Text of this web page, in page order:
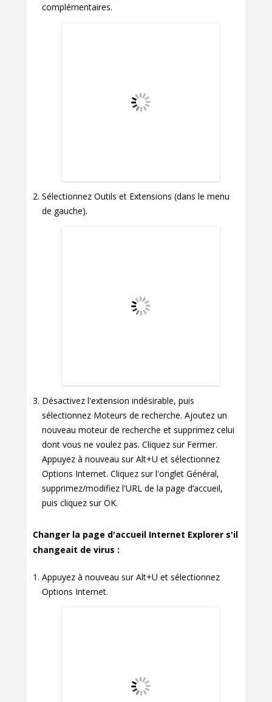
complémentaires.
Sélectionnez Outils et Extensions (dans le menu
de gauche).
Désactivez l'extension indésirable, puis
sélectionnez Moteurs de recherche. Ajoutez un
nouveau moteur de recherche et supprimez celui
dont vous ne voulez pas. Cliquez sur Fermer.
Appuyez à nouveau sur Alt+U et sélectionnez
Options Internet. Cliquez sur l'onglet Général,
supprimez/modifiez l'URL de la page d’accueil,
puis cliquez sur OK.
Changer la page d'accueil Internet Explorer s'il
changeait de virus :
Appuyez à nouveau sur Alt+U et sélectionnez
Options Internet.